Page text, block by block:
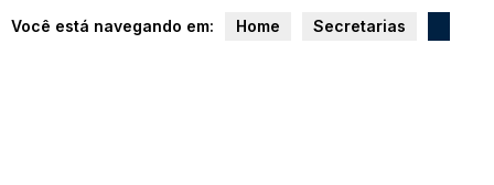
Você está navegando em: Home Secretarias